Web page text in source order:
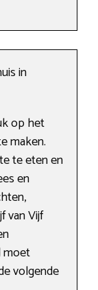
in
op het
maken.
te eten en
en
van Vijf
moet
volgende